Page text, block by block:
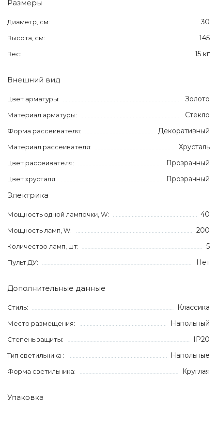
Размеры
Диаметр, см: 30
Высота, см: 145
Вес: 15 кг
Внешний вид
Цвет арматуры: Золото
Материал арматуры: Стекло
Форма рассеивателя: Декоративный
Материал рассеивателя: Хрусталь
Цвет рассеивателя: Прозрачный
Цвет хрусталя: Прозрачный
Электрика
Мощность одной лампочки, W: 40
Мощность ламп, W: 200
Количество ламп, шт: 5
Пульт ДУ: Нет
Дополнительные данные
Стиль: Классика
Место размещения: Напольный
Степень защиты: IP20
Тип светильника : Напольные
Форма светильника: Круглая
Упаковка